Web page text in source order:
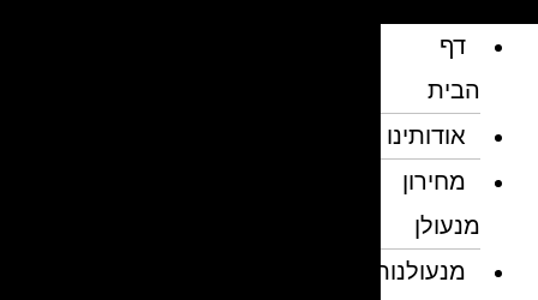
דף
הבית
אודותינו
מחירון
מנעולן
מנעולנות